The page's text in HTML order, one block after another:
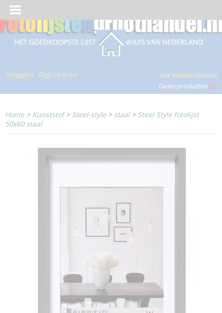
Inloggen Registreren
UW WINKELWAGEN
Geen producten (0)
Home> Kunststof> Steel-style> staal> Steel Style fotolijst
50x60 staal